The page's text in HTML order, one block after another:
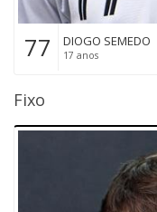
77 DIOGO SEMEDO
17 anos
Fixo